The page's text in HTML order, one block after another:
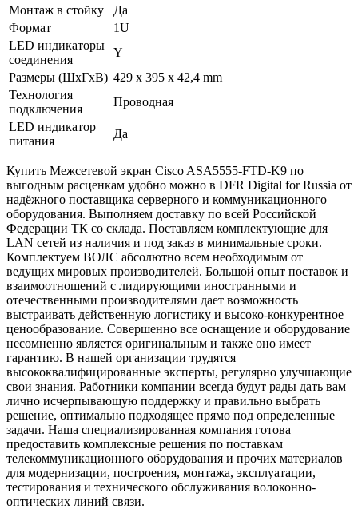
Монтаж в стойку
Да
Формат
1U
LED индикаторы
соединения
Y
Размеры (ШхГхВ) 429 x 395 x 42,4 mm
Технология
подключения
Проводная
LED индикатор
питания
Да
Купить Межсетевой экран Cisco ASA5555-FTD-K9 по
выгодным расценкам удобно можно в DFR Digital for Russia от
надёжного поставщика серверного и коммуникационного
оборудования. Выполняем доставку по всей Российской
Федерации ТК со склада. Поставляем комплектующие для
LAN сетей из наличия и под заказ в минимальные сроки.
Комплектуем ВОЛС абсолютно всем необходимым от
ведущих мировых производителей. Большой опыт поставок и
взаимоотношений с лидирующими иностранными и
отечественными производителями дает возможность
выстраивать действенную логистику и высоко-конкурентное
ценообразование. Совершенно все оснащение и оборудование
несомненно является оригинальным и также оно имеет
гарантию. В нашей организации трудятся
высококвалифицированные эксперты, регулярно улучшающие
свои знания. Работники компании всегда будут рады дать вам
лично исчерпывающую поддержку и правильно выбрать
решение, оптимально подходящее прямо под определенные
задачи. Наша специализированная компания готова
предоставить комплексные решения по поставкам
телекоммуникационного оборудования и прочих материалов
для модернизации, построения, монтажа, эксплуатации,
тестирования и технического обслуживания волоконно-
оптических линий связи.